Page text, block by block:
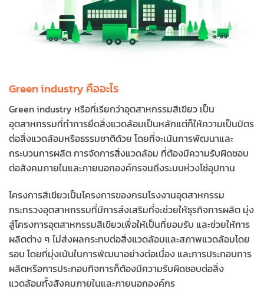
Green industry คืออะไร
Green industry หรือที่เรียกว่าอุตสาหกรรมสีเขียว เป็น
อุตสาหกรรมที่ทำการยึดสิ่งแวดล้อมเป็นหลักแต่ก็ให้ความเป็นมิตร
ต่อสิ่งแวดล้อมหรือธรรมชาติด้วย โดยที่จะเน้นการพัฒนาและ
กระบวนการผลิต การจัดการสิ่งแวดล้อม ที่ต้องมีความรับผิดชอบ
ต่อสังคมภายในและภายนอกองค์กรจนถึงระบบห่วงโซ่อุปทาน
โครงการสีเขียวเป็นโครงการของกรมโรงงานอุตสาหกรรม
กระทรวงอุตสาหกรรมที่มีการส่งเสริมที่จะช่วยให้ธุรกิจการผลิต มุ่ง
สู่โครงการอุตสาหกรรมสีเขียวเพื่อให้เป็นที่ยอมรับ และช่วยให้การ
ผลิตต่าง ๆ ไม่ส่งผลกระทบต่อสิ่งแวดล้อมและสภาพแวดล้อมโดย
รอบ โดยที่มุ่งเน้นในการพัฒนาอย่างต่อเนื่อง และการประกอบการ
ผลิตหรือการประกอบกิจการก็ต้องมีความรับผิดชอบต่อสิ่ง
แวดล้อมทั้งสังคมภายในและภายนอกองค์กร